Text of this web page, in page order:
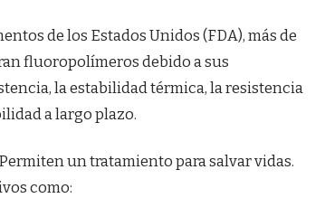
de los Estados Unidos (FDA), más de
fluoropolímeros debido a sus
la estabilidad térmica, la resistencia
a largo plazo.
un tratamiento para salvar vidas.
como: